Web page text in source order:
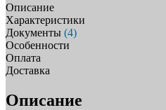
Описание
Характеристики
Документы (4)
Особенности
Оплата
Доставка
Описание